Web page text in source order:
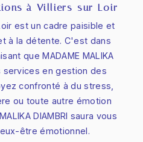
à Villiers-sur-Loir
est un cadre paisible et
à la détente. C'est dans
que MADAME MALIKA
services en gestion des
confronté à du stress,
ou toute autre émotion
DIAMBRI saura vous
être émotionnel.